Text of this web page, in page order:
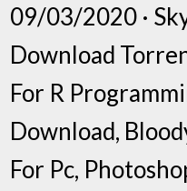
09/03/2020 ·
Download
For R
Download,
For Pc,